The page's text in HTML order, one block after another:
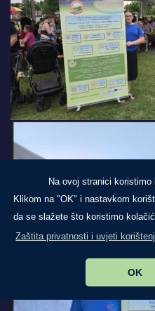
Na ovoj stranici koristimo
Klikom na "OK" i nastavkom
da se slažete što koristimo
Zaštita privatnosti i uvjeti
OK